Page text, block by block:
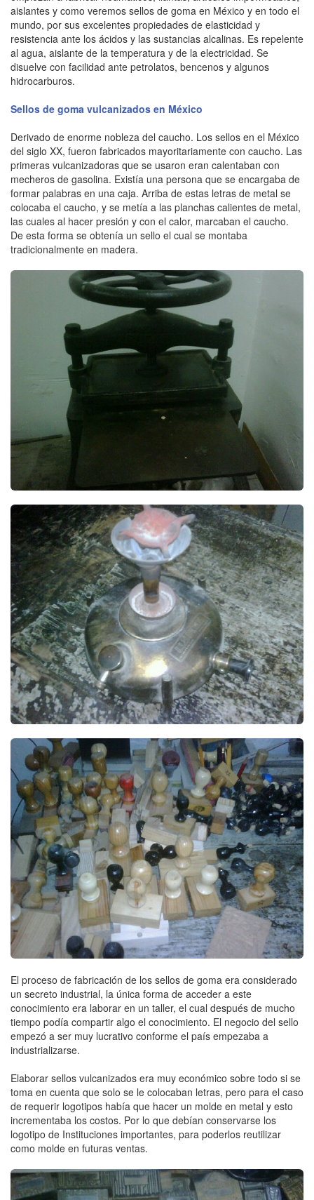
aislantes y como veremos sellos de goma en México y en todo el
mundo, por sus excelentes propiedades de elasticidad y
resistencia ante los ácidos y las sustancias alcalinas. Es repelente
al agua, aislante de la temperatura y de la electricidad. Se
disuelve con facilidad ante petrolatos, bencenos y algunos
hidrocarburos.
Sellos de goma vulcanizados en México
Derivado de enorme nobleza del caucho. Los sellos en el México
del siglo XX, fueron fabricados mayoritariamente con caucho. Las
primeras vulcanizadoras que se usaron eran calentaban con
mecheros de gasolina. Existía una persona que se encargaba de
formar palabras en una caja. Arriba de estas letras de metal se
colocaba el caucho, y se metía a las planchas calientes de metal,
las cuales al hacer presión y con el calor, marcaban el caucho.
De esta forma se obtenía un sello el cual se montaba
tradicionalmente en madera.
El proceso de fabricación de los sellos de goma era considerado
un secreto industrial, la única forma de acceder a este
conocimiento era laborar en un taller, el cual después de mucho
tiempo podía compartir algo el conocimiento. El negocio del sello
empezó a ser muy lucrativo conforme el país empezaba a
industrializarse.
Elaborar sellos vulcanizados era muy económico sobre todo si se
toma en cuenta que solo se le colocaban letras, pero para el caso
de requerir logotipos había que hacer un molde en metal y esto
incrementaba los costos. Por lo que debían conservarse los
logotipo de Instituciones importantes, para poderlos reutilizar
como molde en futuras ventas.